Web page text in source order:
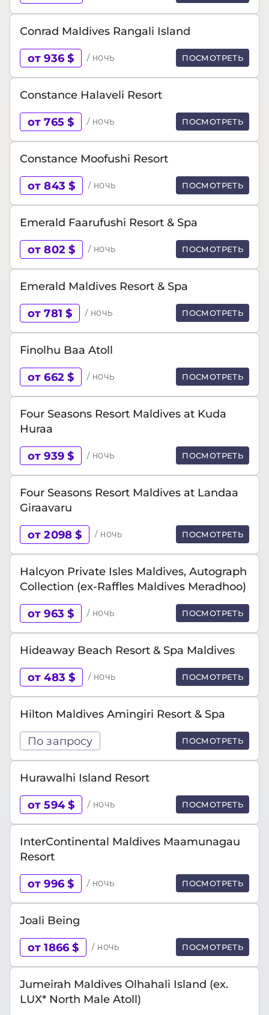
Conrad Maldives Rangali Island
от 936 $ / ночь ПОСМОТРЕТЬ
Constance Halaveli Resort
от 765 $ / ночь ПОСМОТРЕТЬ
Constance Moofushi Resort
от 843 $ / ночь ПОСМОТРЕТЬ
Emerald Faarufushi Resort & Spa
от 802 $ / ночь ПОСМОТРЕТЬ
Emerald Maldives Resort & Spa
от 781 $ / ночь ПОСМОТРЕТЬ
Finolhu Baa Atoll
от 662 $ / ночь ПОСМОТРЕТЬ
Four Seasons Resort Maldives at Kuda
Huraa
от 939 $ / ночь ПОСМОТРЕТЬ
Four Seasons Resort Maldives at Landaa
Giraavaru
от 2098 $ / ночь ПОСМОТРЕТЬ
Halcyon Private Isles Maldives, Autograph
Collection (ex-Raffles Maldives Meradhoo)
от 963 $ / ночь ПОСМОТРЕТЬ
Hideaway Beach Resort & Spa Maldives
от 483 $ / ночь ПОСМОТРЕТЬ
Hilton Maldives Amingiri Resort & Spa
По запросу ПОСМОТРЕТЬ
Hurawalhi Island Resort
от 594 $ / ночь ПОСМОТРЕТЬ
InterContinental Maldives Maamunagau
Resort
от 996 $ / ночь ПОСМОТРЕТЬ
Joali Being
от 1866 $ / ночь ПОСМОТРЕТЬ
Jumeirah Maldives Olhahali Island (ex.
LUX* North Male Atoll)